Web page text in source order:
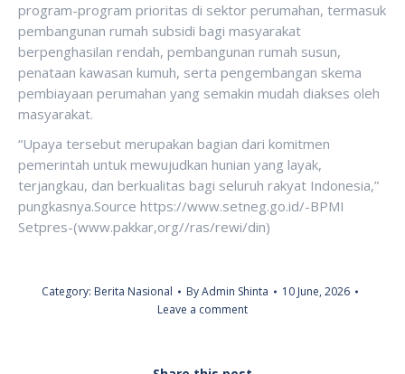
program-program prioritas di sektor perumahan, termasuk
pembangunan rumah subsidi bagi masyarakat
berpenghasilan rendah, pembangunan rumah susun,
penataan kawasan kumuh, serta pengembangan skema
pembiayaan perumahan yang semakin mudah diakses oleh
masyarakat.
“Upaya tersebut merupakan bagian dari komitmen
pemerintah untuk mewujudkan hunian yang layak,
terjangkau, dan berkualitas bagi seluruh rakyat Indonesia,”
pungkasnya.Source https://www.setneg.go.id/-BPMI
Setpres-(www.pakkar,org//ras/rewi/din)
Category: Berita Nasional ByAdmin Shinta
10 June, 2026
Leave a comment